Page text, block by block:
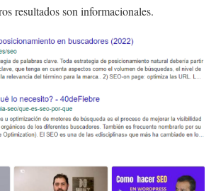
resultados son informacionales.